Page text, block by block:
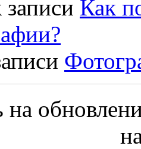
записи Как